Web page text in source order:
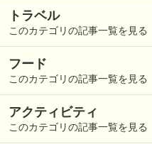
トラベル
このカテゴリの記事一覧を見る
フード
このカテゴリの記事一覧を見る
アクティビティ
このカテゴリの記事一覧を見る